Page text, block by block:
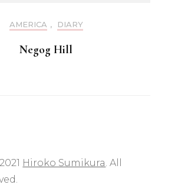
AMERICA , DIARY
Negog Hill
Hiroko Sumikura. All